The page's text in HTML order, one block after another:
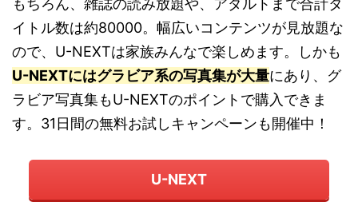
もちろん、雑誌の読み放題や、アダルトまで合計タ
イトル数は約80000。幅広いコンテンツが見放題な
ので、U-NEXTは家族みんなで楽しめます。しかも
U-NEXTにはグラビア系の写真集が大量にあり、グ
ラビア写真集もU-NEXTのポイントで購入できま
す。31日間の無料お試しキャンペーンも開催中！
U-NEXT